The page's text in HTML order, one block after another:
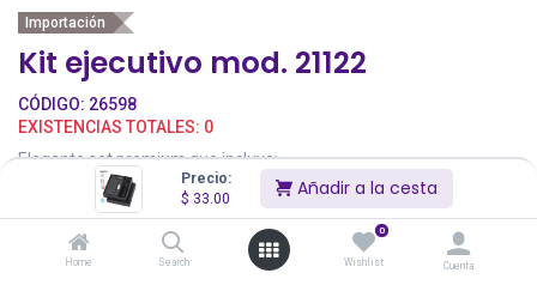
Precio:
$ 33.00 Añadir a la cesta
Home Search
0
Wishlist Cuenta
Importación
Kit ejecutivo mod. 21122
CÓDIGO: 26598
EXISTENCIAS TOTALES: 0
Elegante set premium que incluye:
Termo de doble capa en Acero Inox Reciclado de acabado negro
mate y de 500 ml de capacidad, con asa rígida de metal color plata
mate. Con logotipo acero inox.